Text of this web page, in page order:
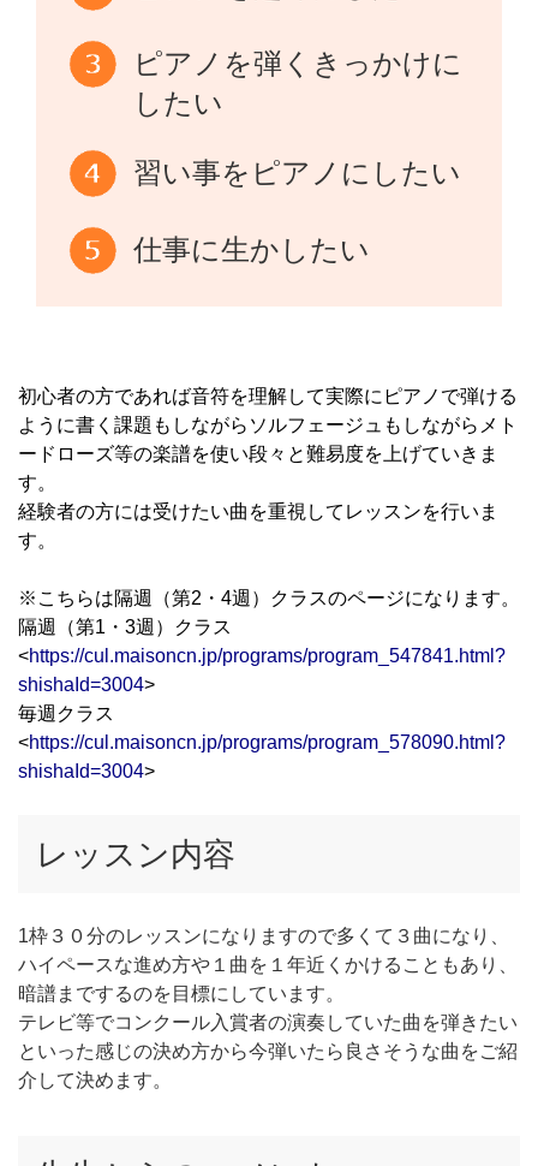
ピアノを弾くきっかけに
したい
習い事をピアノにしたい
仕事に生かしたい
初心者の方であれば音符を理解して実際にピアノで弾ける
ように書く課題もしながらソルフェージュもしながらメト
ードローズ等の楽譜を使い段々と難易度を上げていきま
す。
経験者の方には受けたい曲を重視してレッスンを行いま
す。
※こちらは隔週（第2・4週）クラスのページになります。
隔週（第1・3週）クラス
<https://cul.maisoncn.jp/programs/program_547841.html?
shishaId=3004>
毎週クラス
<https://cul.maisoncn.jp/programs/program_578090.html?
shishaId=3004>
レッスン内容
1枠３０分のレッスンになりますので多くて３曲になり、
ハイペースな進め方や１曲を１年近くかけることもあり、
暗譜までするのを目標にしています。
テレビ等でコンクール入賞者の演奏していた曲を弾きたい
といった感じの決め方から今弾いたら良さそうな曲をご紹
介して決めます。